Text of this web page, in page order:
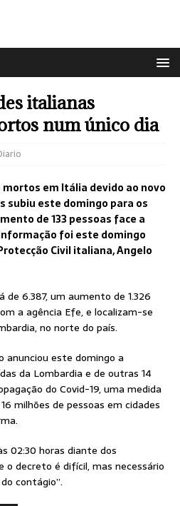
italianas
num único dia
mortos em Itália devido ao novo
subiu este domingo para os
de 133 pessoas face a
foi este domingo
Civil italiana, Angelo
de 6.387, um aumento de 1.326
a agência Efe, e localizam-se
no norte do país.
este domingo a
da Lombardia e de outras 14
do Covid-19, uma medida
milhões de pessoas em cidades
02:30 horas diante dos
o decreto é difícil, mas necessário
contágio”.